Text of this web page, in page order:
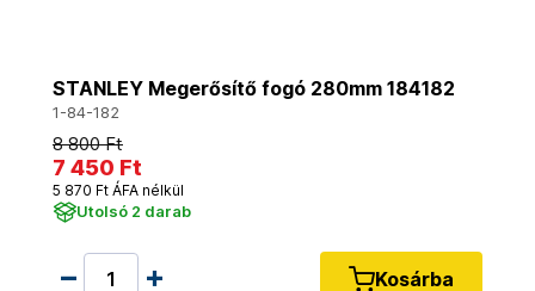
STANLEY Megerősítő fogó 280mm 184182
1-84-182
8 800 Ft
7 450 Ft
5 870 Ft ÁFA nélkül
Utolsó 2 darab
Kosárba